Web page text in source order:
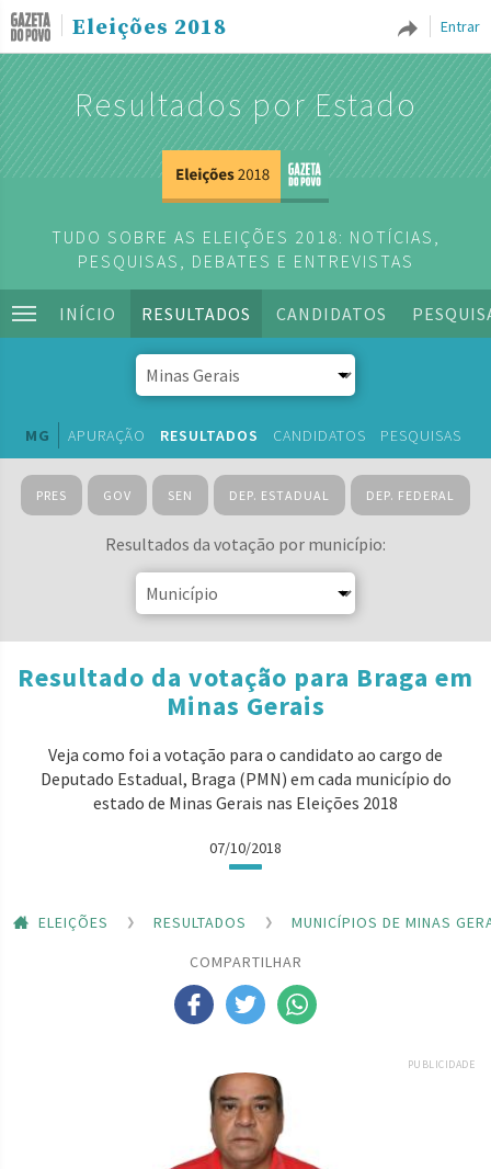
Entrar
Eleições 2018
Resultados por Estado
TUDO SOBRE AS ELEIÇÕES 2018: NOTÍCIAS,
PESQUISAS, DEBATES E ENTREVISTAS
INÍCIO RESULTADOS CANDIDATOS
MG APURAÇÃO RESULTADOS CANDIDATOS PESQUISAS
PRES GOV SEN DEP. ESTADUAL DEP. FEDERAL
Resultados da votação por município:
Resultado da votação para Braga em
Minas Gerais
Veja como foi a votação para o candidato ao cargo de
Deputado Estadual, Braga (PMN) em cada município do
estado de Minas Gerais nas Eleições 2018
07/10/2018
ELEIÇÕES RESULTADOS
MUNICÍPIOS DE MINAS
COMPARTILHAR
PUBLICIDADE